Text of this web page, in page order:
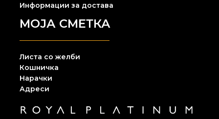
Информации за достава
МОЈА СМЕТКА
Листа со желби
Кошничка
Нарачки
Адреси